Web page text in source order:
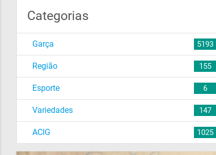
Categorias
5193
Garça
155
Região
6
Esporte
147
Variedades
1025
ACIG